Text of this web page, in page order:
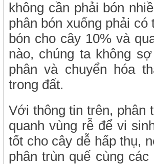
không cần phải bón
phân bón xuống phải
bón cho cây 10% và
nào, chúng ta không
phân và chuyển hóa
trong đất.
Với thông tin trên, phân
quanh vùng rễ để vi
tốt cho cây dễ hấp thụ,
phân trùn quế cùng